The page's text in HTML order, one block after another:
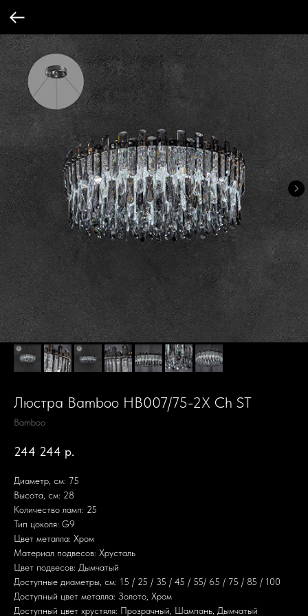
Люстра Bamboo HB007/75-2X Ch ST
Bamboo
244 244 р.
Диаметр, см: 75
Высота, см: 28
Количество ламп: 25
Тип цоколя: G9
Цвет металла: Хром
Материал подвесов: Хрусталь
Цвет подвесов: Дымчатый
Доступные диаметры, см: 15 / 25 / 35 / 45 / 55/ 65 / 75 / 85 / 100
Доступный цвет металла: Золото, Хром
Доступный цвет хрустяля: Прозрачный, Шампань, Дымчатый